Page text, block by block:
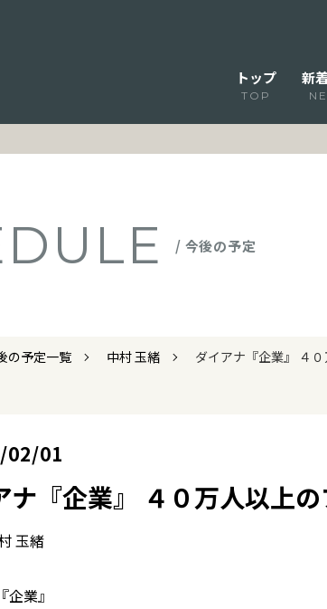
トップ
TOP
新
/ 今後の予定
の予定一覧 中村 玉緒 ダイアナ『企業』 ４
02/01
ナ『企業』 ４０万人以上
玉緒
業』